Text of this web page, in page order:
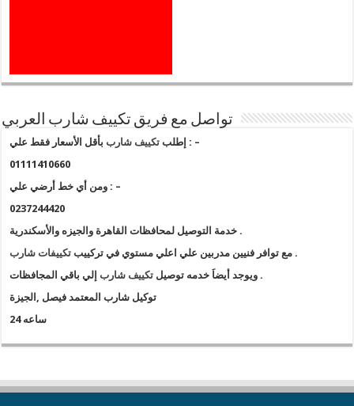
تواصل مع فريق تكييف شارب العربي
إطلب تكييف شارب
بأقل الأسعار فقط علي : –
01111410660
ومن أي خط أرضي علي : –
0237244420
خدمة التوصيل لمحافظات القاهرة والجيزه والأسكندرية .
مع توافر فنيين مدربين علي اعلي مستوي في تركييب تكييفات شارب
.
ويوجد أيضاَ خدمه توصيل تكييف شارب
إلي باقي المجافظات .